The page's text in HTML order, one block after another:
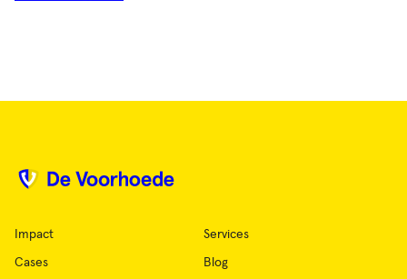
Impact Services
Cases Blog